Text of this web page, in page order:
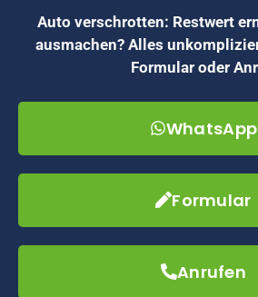
Auto verschrotten: Restwert
ausmachen? Alles
Formular oder
WhatsApp
Formular
Anrufen